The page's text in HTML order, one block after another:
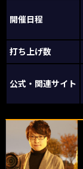
開催日程
打ち上げ数
公式・関連サイト